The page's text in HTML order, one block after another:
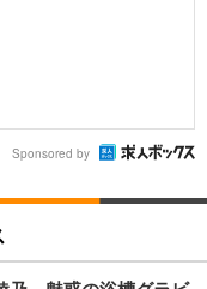
Sponsored by